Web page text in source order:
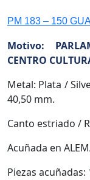
PM 183 – 150
Motivo:
CENTRO
Metal: Plata /
40,50 mm.
Canto estriado /
Acuñada en
Piezas acuñadas: